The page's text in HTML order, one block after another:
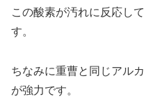
この酸素が汚れに反応し
す。
ちなみに重曹と同じアル
が強力です。